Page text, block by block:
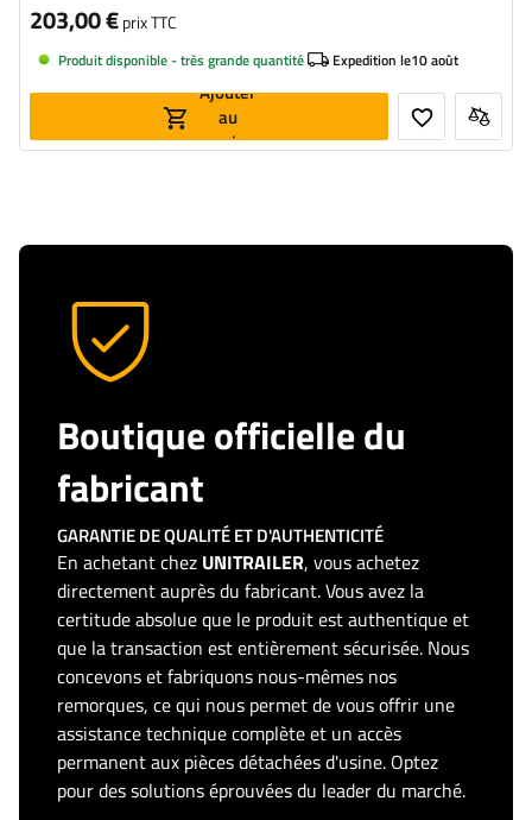
203,00 €prix TTC
Produit disponible - très grande quantité Expedition le10 août
Ajouter
au
panier
Boutique officielle du
fabricant
GARANTIE DE QUALITÉ ET D'AUTHENTICITÉ
En achetant chez UNITRAILER, vous achetez
directement auprès du fabricant. Vous avez la
certitude absolue que le produit est authentique et
que la transaction est entièrement sécurisée. Nous
concevons et fabriquons nous-mêmes nos
remorques, ce qui nous permet de vous offrir une
assistance technique complète et un accès
permanent aux pièces détachées d'usine. Optez
pour des solutions éprouvées du leader du marché.